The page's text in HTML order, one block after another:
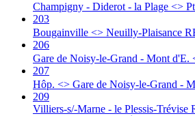
Champigny - Diderot - la Plage <>
203
Bougainville <> Neuilly-Plaisance
206
Gare de Noisy-le-Grand - Mont d'E.
207
Hôp. <> Gare de Noisy-le-Grand -
209
Villiers-s/-Marne - le Plessis-Trévise